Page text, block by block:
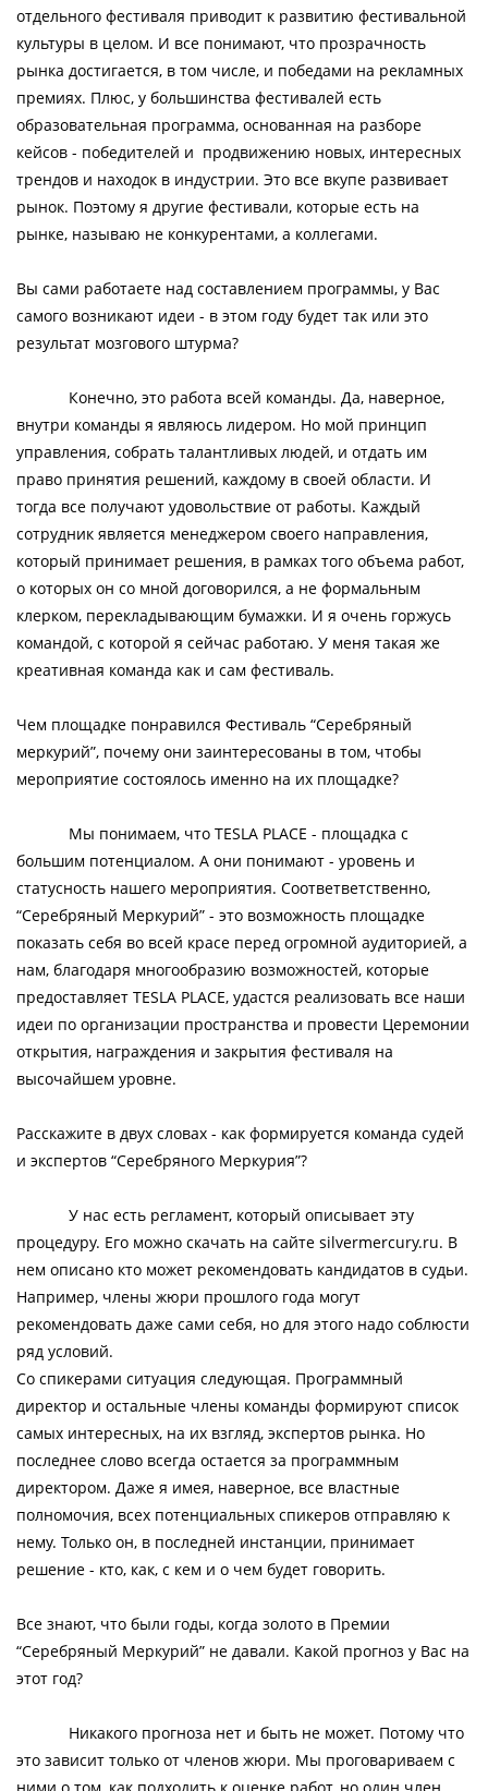
отдельного фестиваля приводит к развитию фестивальной
культуры в целом. И все понимают, что прозрачность
рынка достигается, в том числе, и победами на рекламных
премиях. Плюс, у большинства фестивалей есть
образовательная программа, основанная на разборе
кейсов - победителей и продвижению новых, интересных
трендов и находок в индустрии. Это все вкупе развивает
рынок. Поэтому я другие фестивали, которые есть на
рынке, называю не конкурентами, а коллегами.
Вы сами работаете над составлением программы, у Вас
самого возникают идеи - в этом году будет так или это
результат мозгового штурма?
Конечно, это работа всей команды. Да, наверное,
внутри команды я являюсь лидером. Но мой принцип
управления, собрать талантливых людей, и отдать им
право принятия решений, каждому в своей области. И
тогда все получают удовольствие от работы. Каждый
сотрудник является менеджером своего направления,
который принимает решения, в рамках того объема работ,
о которых он со мной договорился, а не формальным
клерком, перекладывающим бумажки. И я очень горжусь
командой, с которой я сейчас работаю. У меня такая же
креативная команда как и сам фестиваль.
Чем площадке понравился Фестиваль “Серебряный
меркурий”, почему они заинтересованы в том, чтобы
мероприятие состоялось именно на их площадке?
Мы понимаем, что TESLA PLACE - площадка с
большим потенциалом. А они понимают - уровень и
статусность нашего мероприятия. Соответветственно,
“Серебряный Меркурий” - это возможность площадке
показать себя во всей красе перед огромной аудиторией, а
нам, благодаря многообразию возможностей, которые
предоставляет TESLA PLACE, удастся реализовать все наши
идеи по организации пространства и провести Церемонии
открытия, награждения и закрытия фестиваля на
высочайшем уровне.
Расскажите в двух словах - как формируется команда судей
и экспертов “Серебряного Меркурия”?
У нас есть регламент, который описывает эту
процедуру. Его можно скачать на сайте silvermercury.ru. В
нем описано кто может рекомендовать кандидатов в судьи.
Например, члены жюри прошлого года могут
рекомендовать даже сами себя, но для этого надо соблюсти
ряд условий.
Со спикерами ситуация следующая. Программный
директор и остальные члены команды формируют список
самых интересных, на их взгляд, экспертов рынка. Но
последнее слово всегда остается за программным
директором. Даже я имея, наверное, все властные
полномочия, всех потенциальных спикеров отправляю к
нему. Только он, в последней инстанции, принимает
решение - кто, как, с кем и о чем будет говорить.
Все знают, что были годы, когда золото в Премии
“Серебряный Меркурий” не давали. Какой прогноз у Вас на
этот год?
Никакого прогноза нет и быть не может. Потому что
это зависит только от членов жюри. Мы проговариваем с